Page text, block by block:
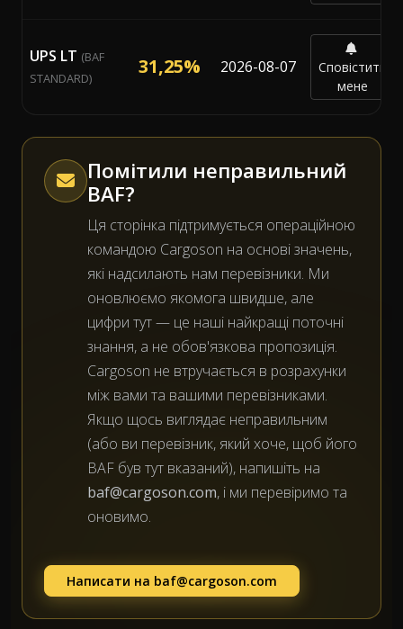
UPS LT (BAF
STANDARD)
31,25% 2026-08-07
Сповістити
мене
Помітили неправильний
BAF?
Ця сторінка підтримується операційною
командою Cargoson на основі значень,
які надсилають нам перевізники. Ми
оновлюємо якомога швидше, але
цифри тут — це наші найкращі поточні
знання, а не обов'язкова пропозиція.
Cargoson не втручається в розрахунки
між вами та вашими перевізниками.
Якщо щось виглядає неправильним
(або ви перевізник, який хоче, щоб його
BAF був тут вказаний), напишіть на
baf@cargoson.com, і ми перевіримо та
оновимо.
Написати на baf@cargoson.com